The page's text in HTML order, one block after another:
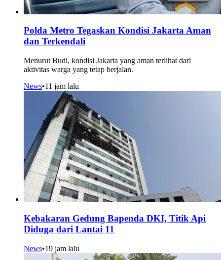
Polda Metro Tegaskan Kondisi Jakarta Aman
dan Terkendali
Menurut Budi, kondisi Jakarta yang aman terlihat dari
aktivitas warga yang tetap berjalan.
News•11 jam lalu
Kebakaran Gedung Bapenda DKI, Titik Api
Diduga dari Lantai 11
News•19 jam lalu